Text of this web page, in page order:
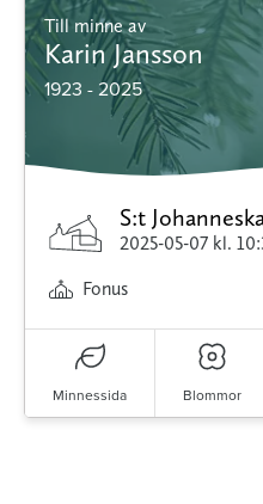
Till minne av
Karin Jansson
1923 - 2025
S:t
2025-05-07 kl.
Fonus
Minnessida Blommor